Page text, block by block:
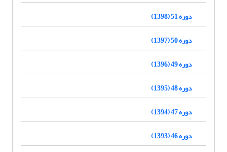
دوره 51 (1398)
دوره 50 (1397)
دوره 49 (1396)
دوره 48 (1395)
دوره 47 (1394)
دوره 46 (1393)